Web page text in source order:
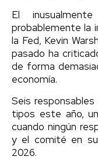
El
probablemente la
la Fed, Kevin
pasado ha
de forma
economía.
Seis
tipos este año,
cuando ningún
y el comité en
2026.